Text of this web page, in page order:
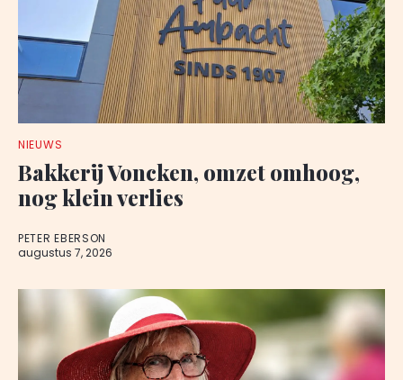
NIEUWS
Bakkerij Voncken, omzet omhoog,
nog klein verlies
PETER EBERSON
augustus 7, 2026